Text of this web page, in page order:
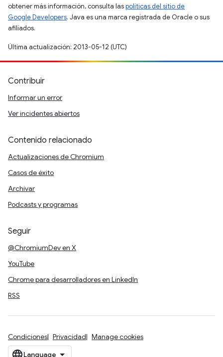
obtener más información, consulta laspolíticas del sitio de
Google Developers. Java es una marca registrada de Oracle o sus
afiliados.
Última actualización: 2013-05-12 (UTC)
Contribuir
Informar un error
Ver incidentes abiertos
Contenido relacionado
Actualizaciones de Chromium
Casos de éxito
Archivar
Podcasts y programas
Seguir
@ChromiumDev en X
YouTube
Chrome para desarrolladores en LinkedIn
RSS
Condiciones Privacidad Manage cookies